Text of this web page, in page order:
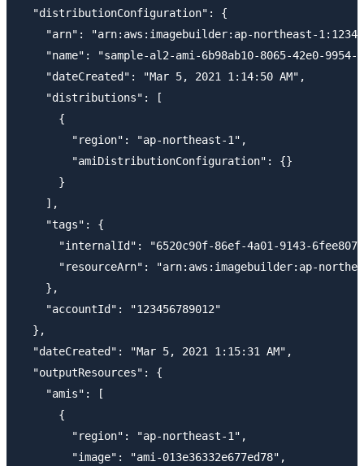
  "distributionConfiguration": {
"arn": "arn:aws:imagebuilder:ap-northeast-
"name": "sample-al2-ami-6b98ab10-8065-42e0-9954-
    "dateCreated": "Mar 5, 2021 1:14:50 AM",
    "distributions": [
      {
        "region": "ap-northeast-1",
        "amiDistributionConfiguration": {}
      }
    ],
    "tags": {
"internalId": "6520c90f-86ef-4a01-9143-
"resourceArn": "arn:aws:imagebuilder:ap-
    },
    "accountId": "123456789012"
  },
  "dateCreated": "Mar 5, 2021 1:15:31 AM",
  "outputResources": {
    "amis": [
      {
        "region": "ap-northeast-1",
        "image": "ami-013e36332e677ed78",